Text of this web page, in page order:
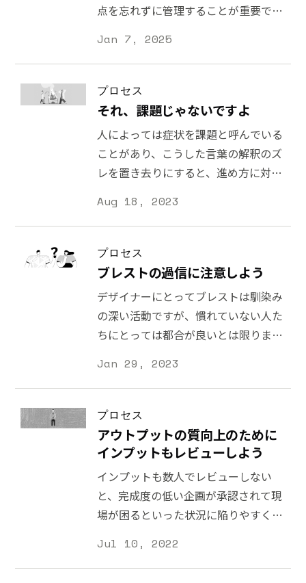
点を忘れずに管理することが重要で
Jan 7, 2025
プロセス
それ、課題じゃないですよ
人によっては症状を課題と呼んでいる
ことがあり、こうした言葉の解釈のズ
レを置き去りにすると、進め方に対す
Aug 18, 2023
プロセス
ブレストの過信に注意しよう
デザイナーにとってブレストは馴染み
の深い活動ですが、慣れていない人た
ちにとっては都合が良いとは限りませ
Jan 29, 2023
プロセス
アウトプットの質向上のために
インプットもレビューしよう
インプットも数人でレビューしない
と、完成度の低い企画が承認されて現
場が困るといった状況に陥りやすくな
Jul 10, 2022